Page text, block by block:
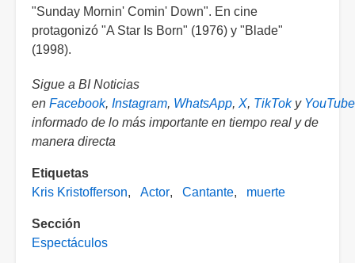
"Sunday Mornin' Comin' Down". En cine
protagonizó "A Star Is Born" (1976) y "Blade"
(1998).
Sigue a BI Noticias
en Facebook, Instagram, WhatsApp, X, TikToky YouTube
informado de lo más importante en tiempo real y de
manera directa
Etiquetas
Kris Kristofferson
Actor Cantante muerte
Sección
Espectáculos